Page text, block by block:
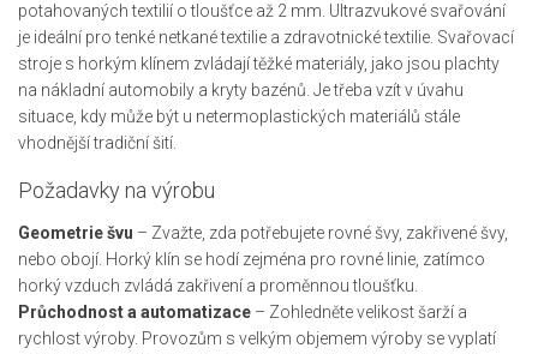
potahovaných textilií o tloušťce až 2 mm. Ultrazvukové svařování
je ideální pro tenké netkané textilie a zdravotnické textilie. Svařovací
stroje s horkým klínem zvládají těžké materiály, jako jsou plachty
na nákladní automobily a kryty bazénů. Je třeba vzít v úvahu
situace, kdy může být u netermoplastických materiálů stále
vhodnější tradiční šití.
Požadavky na výrobu
Geometrie švu – Zvažte, zda potřebujete rovné švy, zakřivené švy,
nebo obojí. Horký klín se hodí zejména pro rovné linie, zatímco
horký vzduch zvládá zakřivení a proměnnou tloušťku.
Průchodnost a automatizace – Zohledněte velikost šarží a
rychlost výroby. Provozům s velkým objemem výroby se vyplatí